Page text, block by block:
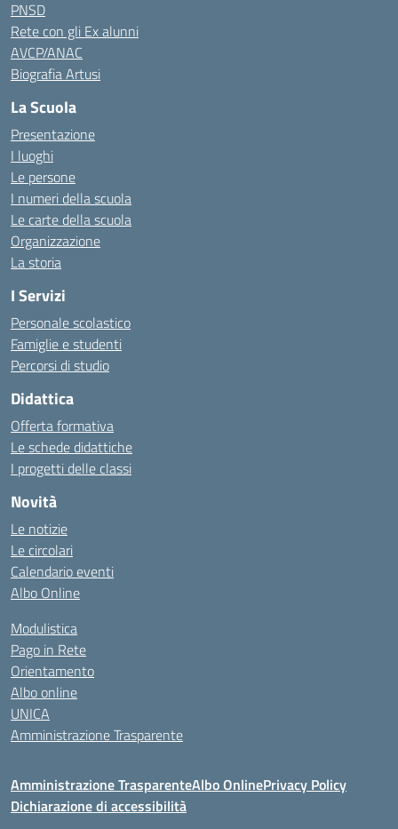
PNSD
Rete con gli Ex alunni
AVCP/ANAC
Biografia Artusi
La Scuola
Presentazione
I luoghi
Le persone
I numeri della scuola
Le carte della scuola
Organizzazione
La storia
I Servizi
Personale scolastico
Famiglie e studenti
Percorsi di studio
Didattica
Offerta formativa
Le schede didattiche
I progetti delle classi
Novità
Le notizie
Le circolari
Calendario eventi
Albo Online
Modulistica
Pago in Rete
Orientamento
Albo online
UNICA
Amministrazione Trasparente
Amministrazione TrasparenteAlbo OnlinePrivacy Policy
Dichiarazione di accessibilità